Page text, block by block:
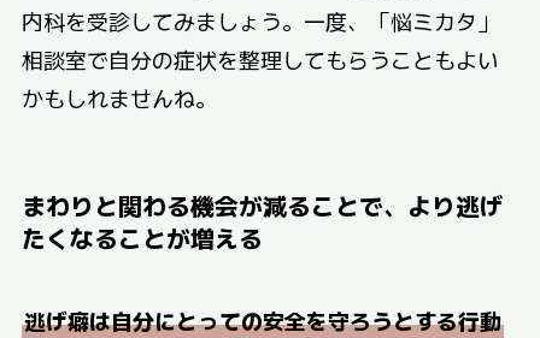
内科を受診してみましょう。一度、「悩ミカタ」
相談室で自分の症状を整理してもらうこともよい
かもしれませんね。
まわりと関わる機会が減ることで、より逃げ
たくなることが増える
逃げ癖は自分にとっての安全を守ろうとする行動